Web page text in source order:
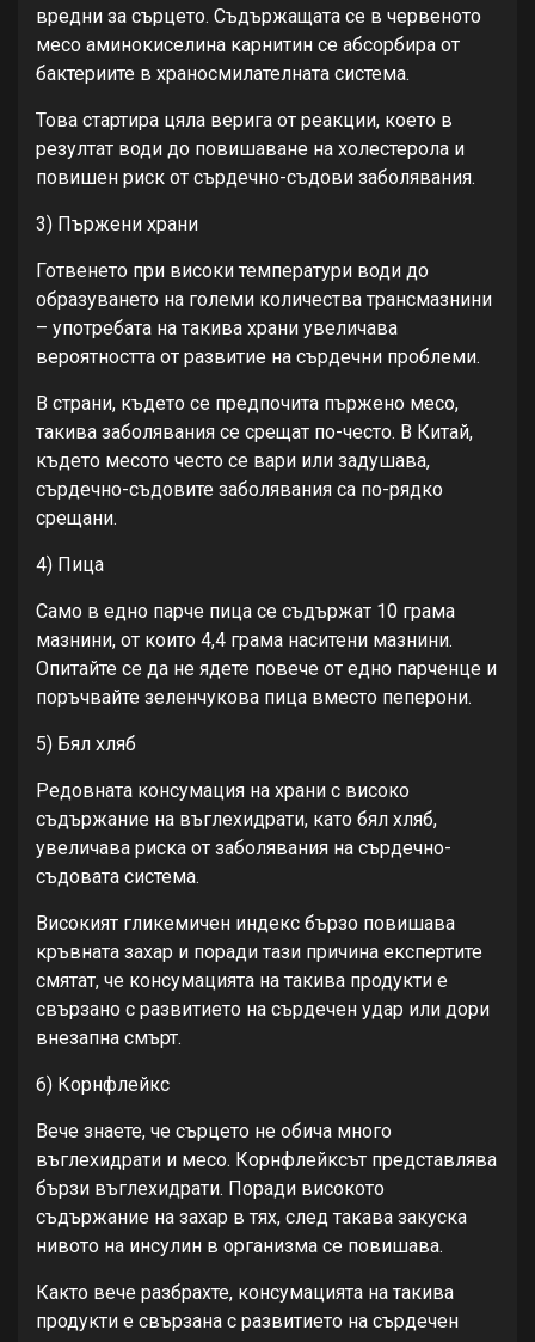
вредни за сърцето. Съдържащата се в червеното
месо аминокиселина карнитин се абсорбира от
бактериите в храносмилателната система.
Това стартира цяла верига от реакции, което в
резултат води до повишаване на холестерола и
повишен риск от сърдечно-съдови заболявания.
3) Пържени храни
Готвенето при високи температури води до
образуването на големи количества трансмазнини
– употребата на такива храни увеличава
вероятността от развитие на сърдечни проблеми.
В страни, където се предпочита пържено месо,
такива заболявания се срещат по-често. В Китай,
където месото често се вари или задушава,
сърдечно-съдовите заболявания са по-рядко
срещани.
4) Пица
Само в едно парче пица се съдържат 10 грама
мазнини, от които 4,4 грама наситени мазнини.
Опитайте се да не ядете повече от едно парченце и
поръчвайте зеленчукова пица вместо пеперони.
5) Бял хляб
Редовната консумация на храни с високо
съдържание на въглехидрати, като бял хляб,
увеличава риска от заболявания на сърдечно-
съдовата система.
Високият гликемичен индекс бързо повишава
кръвната захар и поради тази причина експертите
смятат, че консумацията на такива продукти е
свързано с развитието на сърдечен удар или дори
внезапна смърт.
6) Корнфлейкс
Вече знаете, че сърцето не обича много
въглехидрати и месо. Корнфлейксът представлява
бързи въглехидрати. Поради високото
съдържание на захар в тях, след такава закуска
нивото на инсулин в организма се повишава.
Както вече разбрахте, консумацията на такива
продукти е свързана с развитието на сърдечен